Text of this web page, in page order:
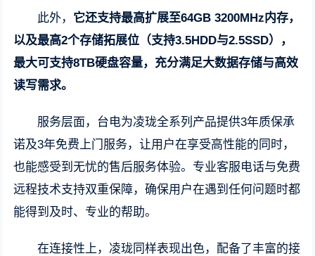
此外， 它还支持最高扩展至64GB 3200MHz内存，
以及最高2个存储拓展位（支持3.5HDD与2.5SSD），
最大可支持8TB硬盘容量，充分满足大数据存储与高效
读写需求。
服务层面，台电为凌珑全系列产品提供3年质保承
诺及3年免费上门服务，让用户在享受高性能的同时，
也能感受到无忧的售后服务体验。专业客服电话与免费
远程技术支持双重保障，确保用户在遇到任何问题时都
能得到及时、专业的帮助。
在连接性上，凌珑同样表现出色，配备了丰富的接